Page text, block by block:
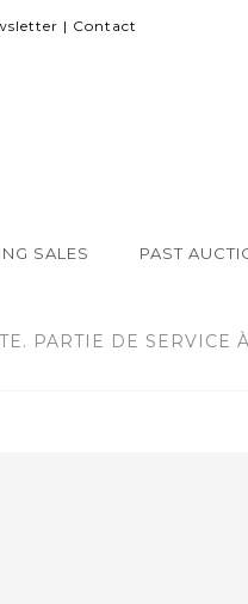
| Contact
SALES PAST
PARTIE DE SERVICE